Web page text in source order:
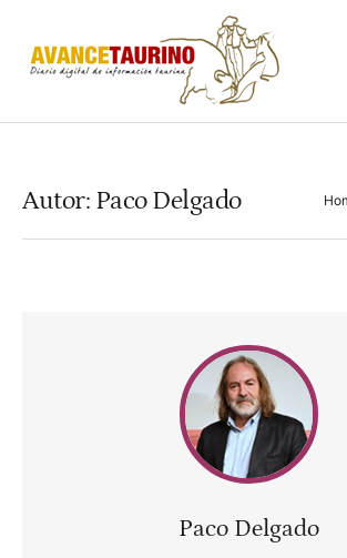
Autor: Paco Delgado
Paco Delgado